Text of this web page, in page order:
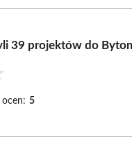
39 projektów do
ocen: 5